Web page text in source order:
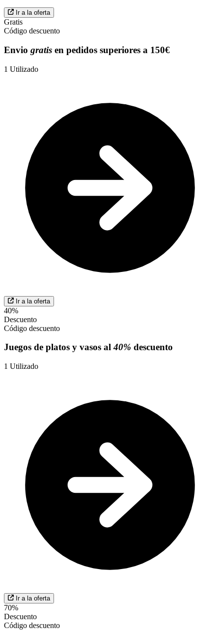
Ir a la oferta
Gratis
Código descuento
Envio gratis en pedidos superiores a 150€
1 Utilizado
Ir a la oferta
40%
Descuento
Código descuento
Juegos de platos y vasos al40% descuento
1 Utilizado
Ir a la oferta
70%
Descuento
Código descuento